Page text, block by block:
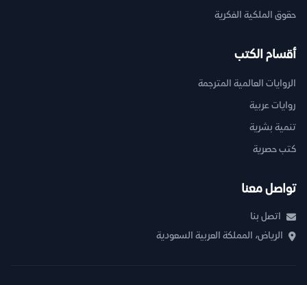
حقوق الملكية الفكرية
أقسام الكتب
الروايات العالمية المترجمة
روايات عربية
تنمية بشرية
كتب حصرية
تواصل معنا
اتصل بنا
الرياض، المملكة العربية السعودية